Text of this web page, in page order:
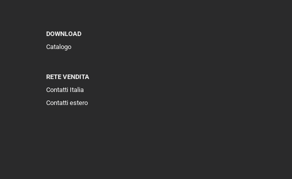
DOWNLOAD
Catalogo
RETE VENDITA
Contatti Italia
Contatti estero